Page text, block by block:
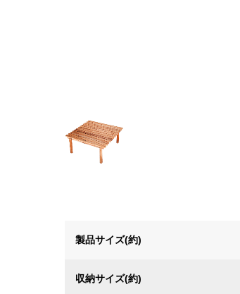
製品サイズ(約)
収納サイズ(約)